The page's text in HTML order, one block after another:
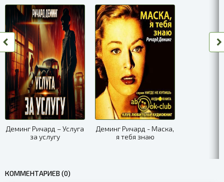
Деминг Ричард – Услуга
за услугу
Деминг Ричард - Маска,
я тебя знаю
КОММЕНТАРИЕВ (0)